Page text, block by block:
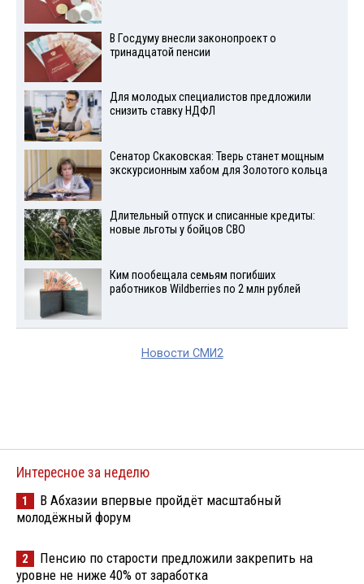
В Госдуму внесли законопроект о
тринадцатой пенсии
Для молодых специалистов предложили
снизить ставку НДФЛ
Сенатор Скаковская: Тверь станет мощным
экскурсионным хабом для Золотого кольца
Длительный отпуск и списанные кредиты:
новые льготы у бойцов СВО
Ким пообещала семьям погибших
работников Wildberries по 2 млн рублей
Новости СМИ2
Интересное за неделю
1
В Абхазии впервые пройдёт масштабный
молодёжный форум
2
Пенсию по старости предложили закрепить на
уровне не ниже 40% от заработка